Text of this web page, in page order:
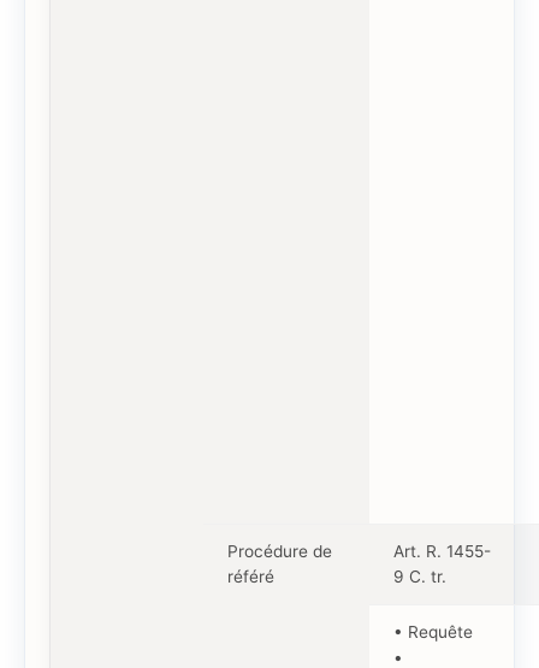
Procédure de
référé
Art. R. 1455-
9 C. tr.
• Requête
•